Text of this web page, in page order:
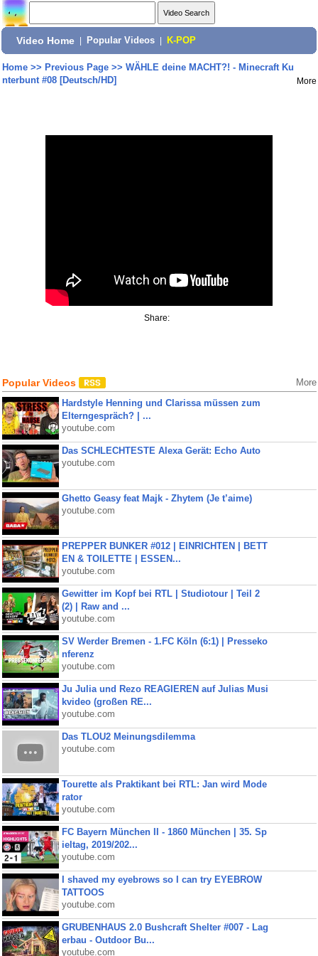
Video Home Popular Videos K-POP
Home>> Previous Page>> WÄHLE deine MACHT?! - Minecraft Ku
nterbunt #08 [Deutsch/HD]
More
Share:
Popular Videos More
Hardstyle Henning und Clarissa müssen zum
Elterngespräch? | ...
youtube.com
Das SCHLECHTESTE Alexa Gerät: Echo Auto
youtube.com
Ghetto Geasy feat Majk - Zhytem (Je t’aime)
youtube.com
PREPPER BUNKER #012 | EINRICHTEN | BETT
EN & TOILETTE | ESSEN...
youtube.com
Gewitter im Kopf bei RTL | Studiotour | Teil 2
(2) | Raw and ...
youtube.com
SV Werder Bremen - 1.FC Köln (6:1) | Presseko
nferenz
youtube.com
Ju Julia und Rezo REAGIEREN auf Julias Musi
kvideo (großen RE...
youtube.com
Das TLOU2 Meinungsdilemma
youtube.com
Tourette als Praktikant bei RTL: Jan wird Mode
rator
youtube.com
FC Bayern München II - 1860 München | 35. Sp
ieltag, 2019/202...
youtube.com
I shaved my eyebrows so I can try EYEBROW
TATTOOS
youtube.com
GRUBENHAUS 2.0 Bushcraft Shelter #007 - Lag
erbau - Outdoor Bu...
youtube.com